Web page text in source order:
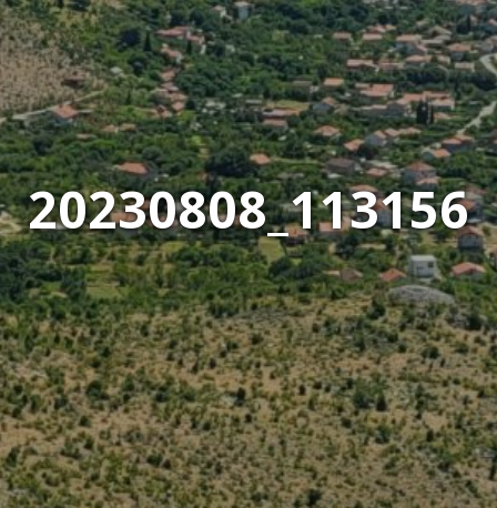
20230808_113156